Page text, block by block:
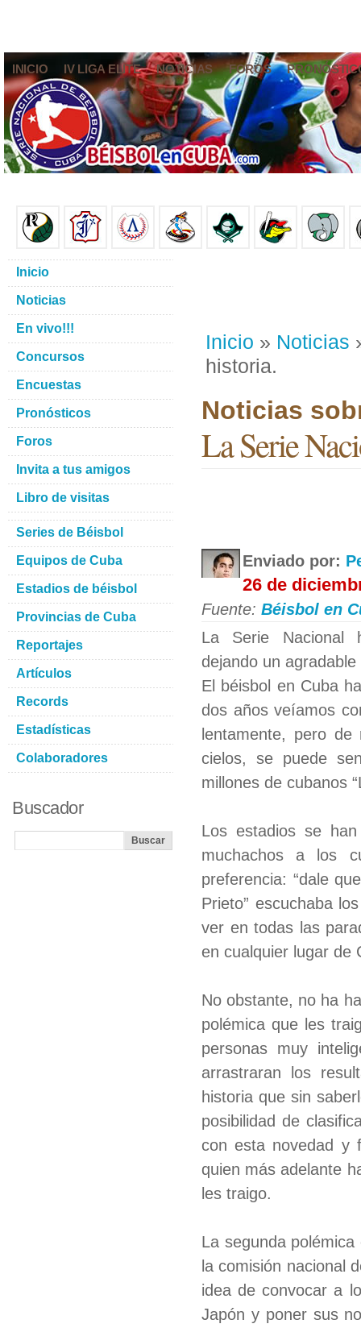
INICIO IV LIGA ELITE NOTICIAS FOROS
Inicio » Noticias
historia.
Noticias
La Serie
Enviado por:
26 de
Fuente: Béisbol en
La Serie Nacional
dejando un
El béisbol en Cuba
dos años veíamos
lentamente, pero
cielos, se puede
millones de cubanos
Los estadios se
muchachos a los
preferencia: “dale
Prieto” escuchaba
ver en todas las
en cualquier lugar de
No obstante, no ha
polémica que les
personas muy
arrastraran los
historia que sin
posibilidad de
con esta novedad y
quien más adelante
les traigo.
La segunda
la comisión nacional
idea de convocar a
Japón y poner sus
Inicio
Noticias
En vivo!!!
Concursos
Encuestas
Pronósticos
Foros
Invita a tus amigos
Libro de visitas
Series de Béisbol
Equipos de Cuba
Estadios de béisbol
Provincias de Cuba
Reportajes
Artículos
Records
Estadísticas
Colaboradores
Buscador